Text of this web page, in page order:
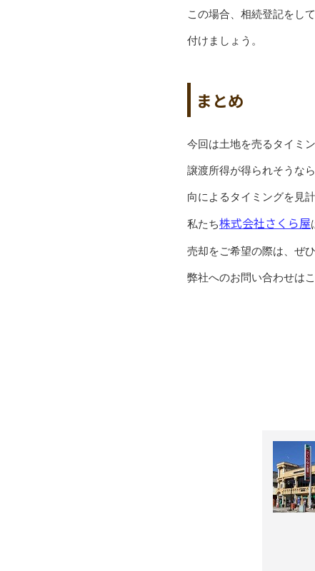
この場合、相続登記をし
付けましょう。
まとめ
今回は土地を売るタイミ
譲渡所得が得られそうな
向によるタイミングを見
私たち株式会社さくら屋
売却をご希望の際は、ぜひ
弊社へのお問い合わせは